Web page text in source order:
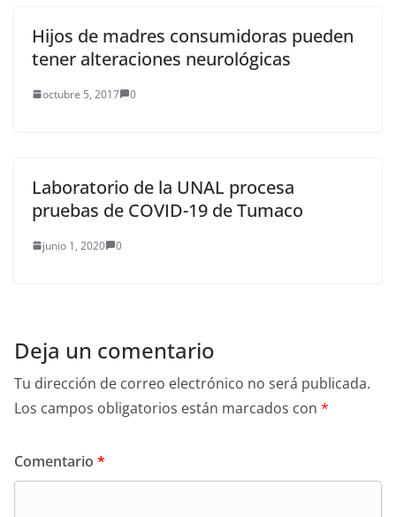
Hijos de madres consumidoras pueden
tener alteraciones neurológicas
octubre 5, 2017 0
Laboratorio de la UNAL procesa
pruebas de COVID-19 de Tumaco
junio 1, 2020 0
Deja un comentario
Tu dirección de correo electrónico no será publicada.
Los campos obligatorios están marcados con *
Comentario *